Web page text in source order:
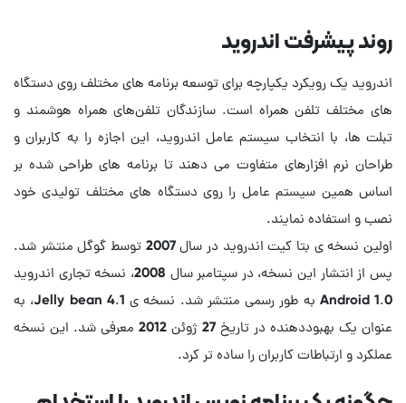
روند پیشرفت اندروید
اندروید یک رویکرد یکپارچه برای توسعه برنامه های مختلف روی دستگاه
های مختلف تلفن همراه است. سازندگان تلفن‌های همراه هوشمند و
تبلت ها، با انتخاب سیستم عامل اندروید، این اجازه را به کاربران و
طراحان نرم افزارهای متفاوت می دهند تا برنامه های طراحی شده بر
اساس همین سیستم عامل را روی دستگاه های مختلف تولیدی خود
نصب و استفاده نمایند.
اولین نسخه ی بتا کیت اندروید در سال 2007 توسط گوگل منتشر شد.
پس از انتشار این نسخه، در سپتامبر سال 2008، نسخه تجاری اندروید
Android 1.0 به طور رسمی منتشر شد. نسخه ی Jelly bean 4.1، به
عنوان یک بهبوددهنده در تاریخ 27 ژوئن 2012 معرفی شد. این نسخه
عملکرد و ارتباطات کاربران را ساده تر کرد.